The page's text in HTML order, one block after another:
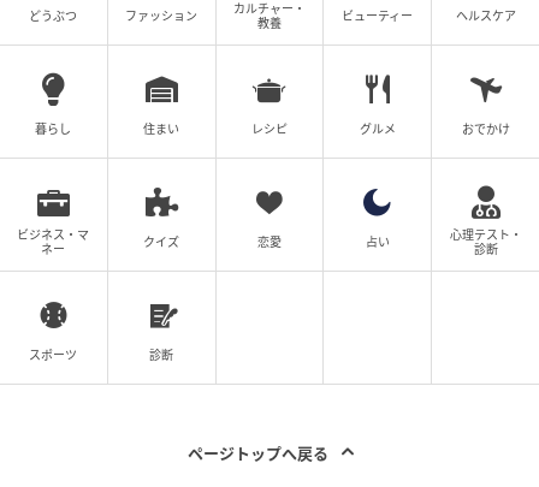
どうぶつ ファッション
カルチャー・
教養
ビューティー ヘルスケア
暮らし 住まい レシピ グルメ おでかけ
ビジネス・マ
ネー
クイズ 恋愛 占い
心理テスト・
診断
スポーツ 診断
ページトップへ戻る